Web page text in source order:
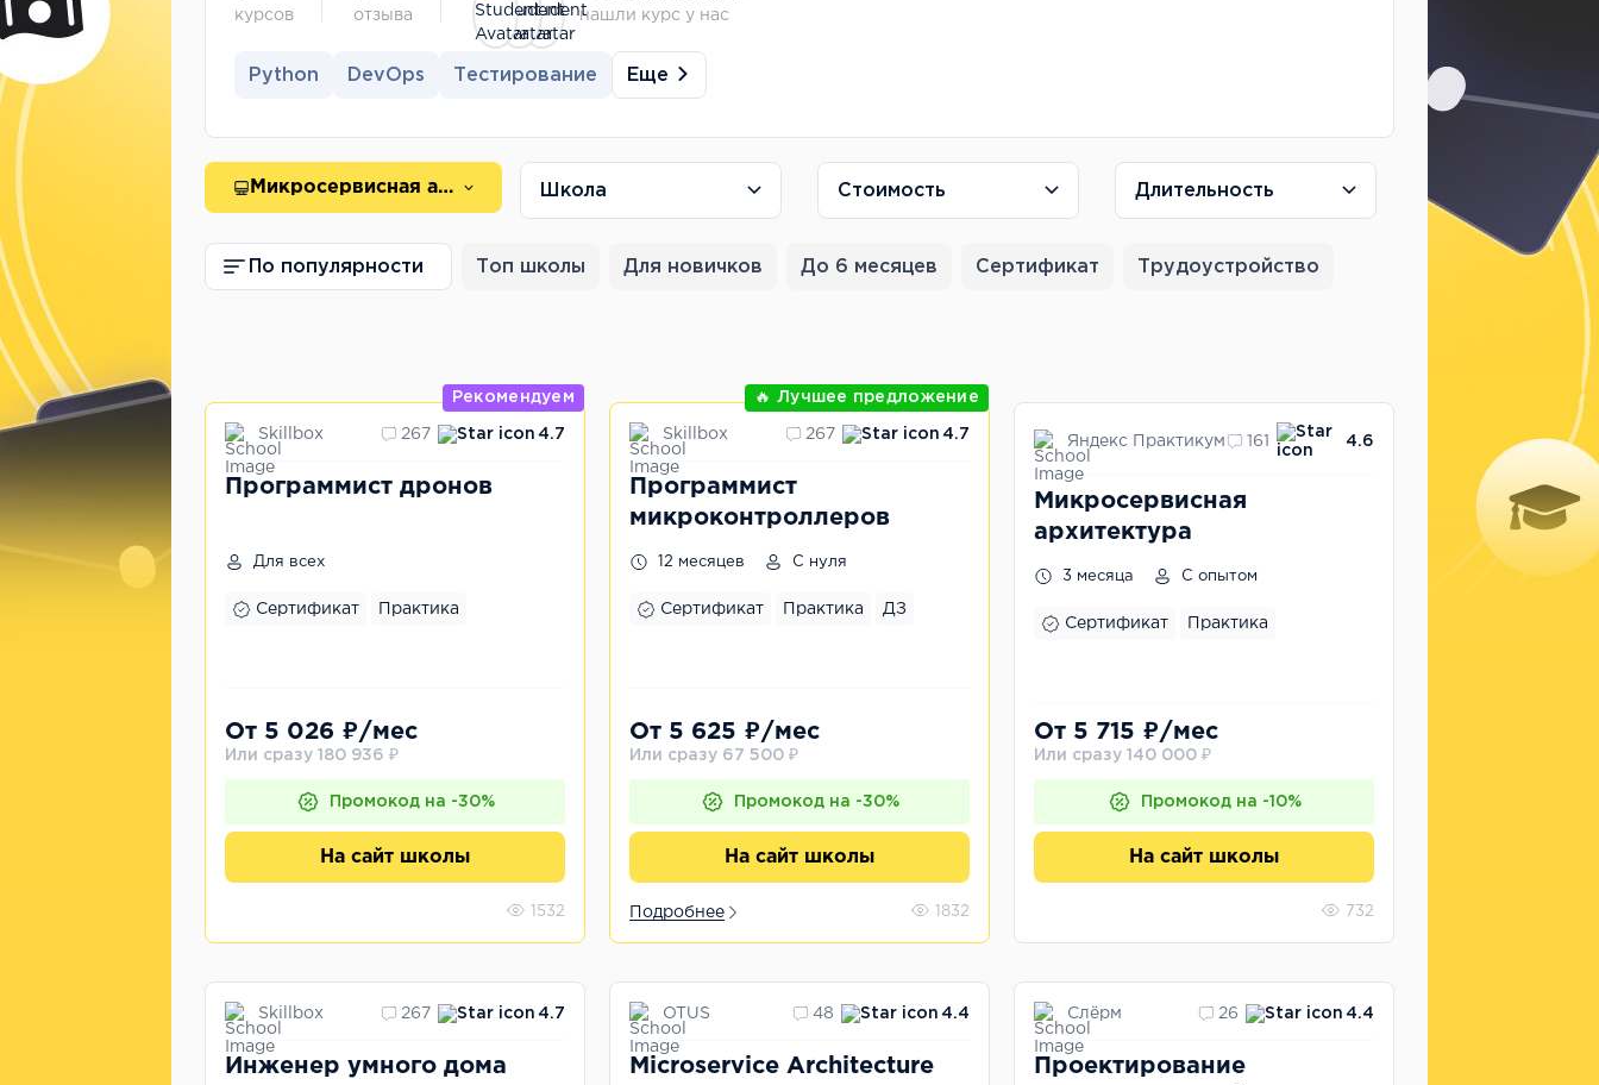
курсов отзыва нашли курс у нас
Python DevOps Тестирование Еще
Микросервисная архитектура Школа Стоимость Длительность
По популярности Топ школы Для новичков До 6 месяцев Сертификат Трудоустройство
Рекомендуем
Skillbox 267 4.7
Программист дронов
Для всех
Сертификат Практика
От 5 026 ₽/мес
Или сразу 180 936 ₽
Промокод на -30%
На сайт школы
1532
🔥 Лучшее предложение
Skillbox 267 4.7
Программист
микроконтролле­ров
12 месяцев С нуля
Сертификат Практика ДЗ
От 5 625 ₽/мес
Или сразу 67 500 ₽
Промокод на -30%
На сайт школы
Подробнее 1832
Яндекс Практикум 161 4.6
Микросервисная
архитектура
3 месяца С опытом
Сертификат Практика
От 5 715 ₽/мес
Или сразу 140 000 ₽
Промокод на -10%
На сайт школы
732
Skillbox 267 4.7
Инженер умного дома
OTUS 48 4.4
Microservice Architecture
Слёрм 26 4.4
Проектирование